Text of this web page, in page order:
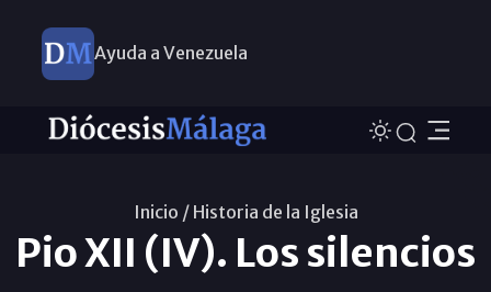
Ayuda a Venezuela
Inicio / Historia de la Iglesia
Pio XII (IV). Los silencios